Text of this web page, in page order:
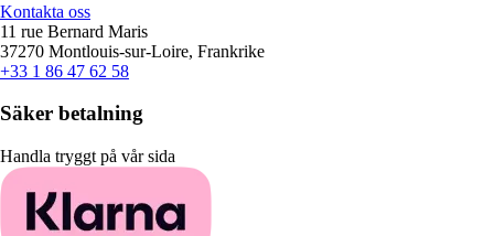
Kontakta oss
11 rue Bernard Maris
37270 Montlouis-sur-Loire, Frankrike
+33 1 86 47 62 58
Säker betalning
Handla tryggt på vår sida